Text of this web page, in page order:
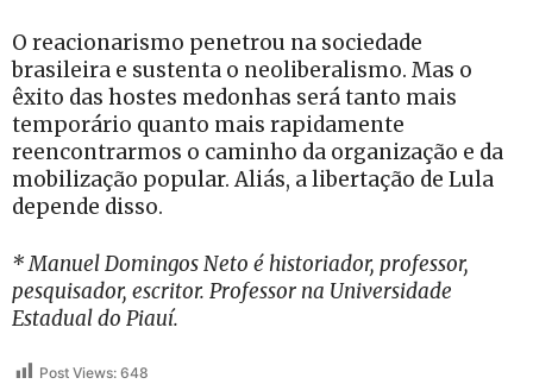
O reacionarismo penetrou na sociedade
brasileira e sustenta o neoliberalismo. Mas o
êxito das hostes medonhas será tanto mais
temporário quanto mais rapidamente
reencontrarmos o caminho da organização e da
mobilização popular. Aliás, a libertação de Lula
depende disso.
* Manuel Domingos Neto é historiador, professor,
pesquisador, escritor. Professor na Universidade
Estadual do Piauí.
Post Views: 648